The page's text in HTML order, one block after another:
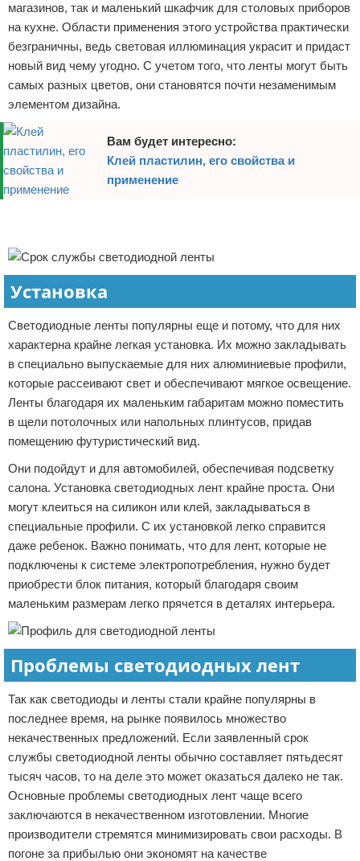
магазинов, так и маленький шкафчик для столовых приборов
на кухне. Области применения этого устройства практически
безграничны, ведь световая иллюминация украсит и придаст
новый вид чему угодно. С учетом того, что ленты могут быть
самых разных цветов, они становятся почти незаменимым
элементом дизайна.
Вам будет интересно:
Клей пластилин, его свойства и
применение
Установка
Светодиодные ленты популярны еще и потому, что для них
характерна крайне легкая установка. Их можно закладывать
в специально выпускаемые для них алюминиевые профили,
которые рассеивают свет и обеспечивают мягкое освещение.
Ленты благодаря их маленьким габаритам можно поместить
в щели потолочных или напольных плинтусов, придав
помещению футуристический вид.
Они подойдут и для автомобилей, обеспечивая подсветку
салона. Установка светодиодных лент крайне проста. Они
могут клеиться на силикон или клей, закладываться в
специальные профили. С их установкой легко справится
даже ребенок. Важно понимать, что для лент, которые не
подключены к системе электропотребления, нужно будет
приобрести блок питания, который благодаря своим
маленьким размерам легко прячется в деталях интерьера.
Проблемы светодиодных лент
Так как светодиоды и ленты стали крайне популярны в
последнее время, на рынке появилось множество
некачественных предложений. Если заявленный срок
службы светодиодной ленты обычно составляет пятьдесят
тысяч часов, то на деле это может оказаться далеко не так.
Основные проблемы светодиодных лент чаще всего
заключаются в некачественном изготовлении. Многие
производители стремятся минимизировать свои расходы. В
погоне за прибылью они экономят на качестве